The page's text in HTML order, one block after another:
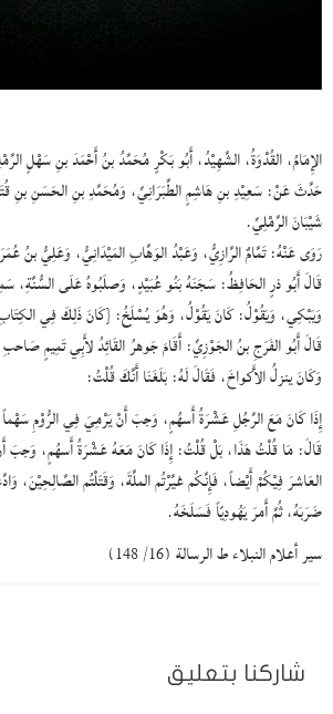
الإِمَامُ، القُدْوَةُ، الشَّهِيْدُ، أَبُو بَكْرٍ مُحَمَّدُ بنُ أَحْمَدَ بنِ سَهْلٍ
حَدَّثَ عَنْ: سَعِيْدِ بنِ هَاشِمٍ الطَّبَرَانِيِّ، وَمُحَمَّدِ بنِ الحَسَنِ بنِ
شَيْبَانَ الرَّمْلِيِّ.
رَوَى عَنْهُ: تَمَّامٌ الرَّازِيُّ، وَعَبْدُ الوَهَّابِ المَيْدَانِيُّ، وَعَلِيُّ بنُ
قَالَ أَبُو ذرٍ الحَافِظُ: سَجَنَهُ بَنُو عُبَيْدٍ، وَصلَبُوهُ عَلَى السُّنَّةِ،
وَيَبْكِي، وَيَقُوْلُ: كَانَ يَقُوْلُ، وَهُوَ يُسْلَخُ: {كَانَ ذَلِكَ فِي الكِتَابِ
قَالَ أَبُو الفَرَجِ بنُ الجَوْزِيِّ: أَقَامَ جَوهرُ القَائِدُ لأَبِي تَمِيمٍ
وَكَانَ ينزلُ الأَكواخَ، فَقَالَ لَهُ: بَلَغَنَا أَنَّكَ قُلْتُ:
إِذَا كَانَ مَعَ الرَّجُلِ عَشْرَةُ أَسهُمٍ، وَجبَ أَنْ يَرْمِيَ فِي الرُّوْمِ
قَالَ: مَا قُلْتُ هَذَا، بَلْ قُلْتُ: إِذَا كَانَ مَعَهُ عَشْرَةُ أَسهُمٍ، وَجبَ
العَاشرَ فِيْكُمْ أَيْضاً، فَإِنَّكُم غيَّرْتُم الملَّةَ، وَقَتَلْتُم الصَّالِحِيْنَ،
ضَرَبَهُ، ثُمَّ أَمرَ يَهُودِيّاً فَسَلَخَهُ.
سير أعلام النبلاء ط الرسالة (16/ 148)
شاركنا بتعليق